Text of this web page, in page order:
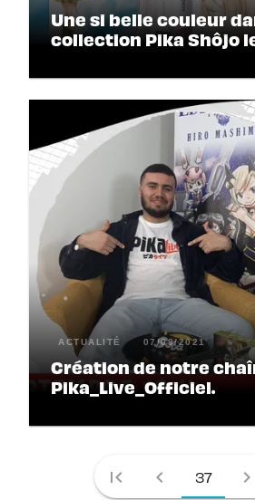
Une si belle couleur
collection Pika Shôjo
ACTUALITÉ 07/09/2021
Création de notre
Pika_Live_Officiel.
first_page chevron_left 37 chevron_right